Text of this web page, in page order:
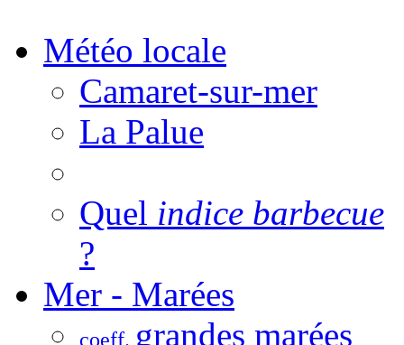
Météo locale
Camaret-sur-mer
La Palue
Quel indice barbecue
?
Mer - Marées
coeff. grandes marées